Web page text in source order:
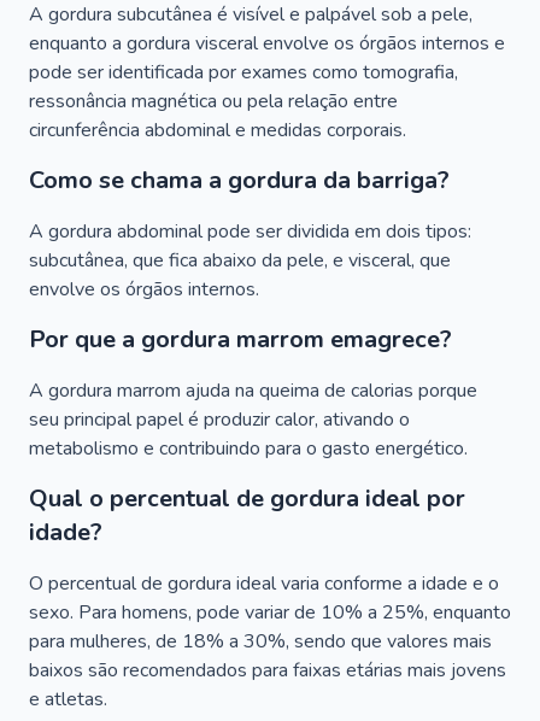
A gordura subcutânea é visível e palpável sob a pele,
enquanto a gordura visceral envolve os órgãos internos e
pode ser identificada por exames como tomografia,
ressonância magnética ou pela relação entre
circunferência abdominal e medidas corporais.
Como se chama a gordura da barriga?
A gordura abdominal pode ser dividida em dois tipos:
subcutânea, que fica abaixo da pele, e visceral, que
envolve os órgãos internos.
Por que a gordura marrom emagrece?
A gordura marrom ajuda na queima de calorias porque
seu principal papel é produzir calor, ativando o
metabolismo e contribuindo para o gasto energético.
Qual o percentual de gordura ideal por
idade?
O percentual de gordura ideal varia conforme a idade e o
sexo. Para homens, pode variar de 10% a 25%, enquanto
para mulheres, de 18% a 30%, sendo que valores mais
baixos são recomendados para faixas etárias mais jovens
e atletas.